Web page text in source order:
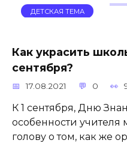
ДЕТСКАЯ ТЕМА
Как украсить
сентября?
17.08.2021 0
К 1 сентября, Дню
особенности
голову о том, как же